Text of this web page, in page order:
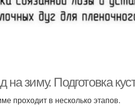
на зиму. Подготовка
проходит в несколько этапов.